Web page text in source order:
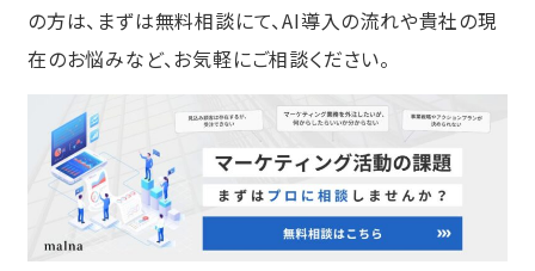
の方は、まずは無料相談にて、AI導入の流れや貴社の現
在のお悩みなど、お気軽にご相談ください。